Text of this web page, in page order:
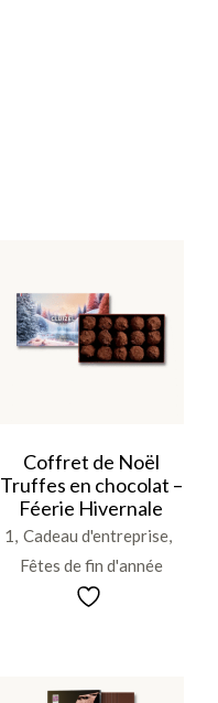
Coffret de Noël
Truffes en chocolat –
Féerie Hivernale
1 Cadeau d'entreprise
Fêtes de fin d'année